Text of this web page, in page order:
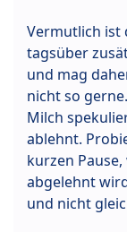
Vermutlich ist
tagsüber
und mag
nicht so
Milch
ablehnt.
kurzen
abgelehnt
und nicht